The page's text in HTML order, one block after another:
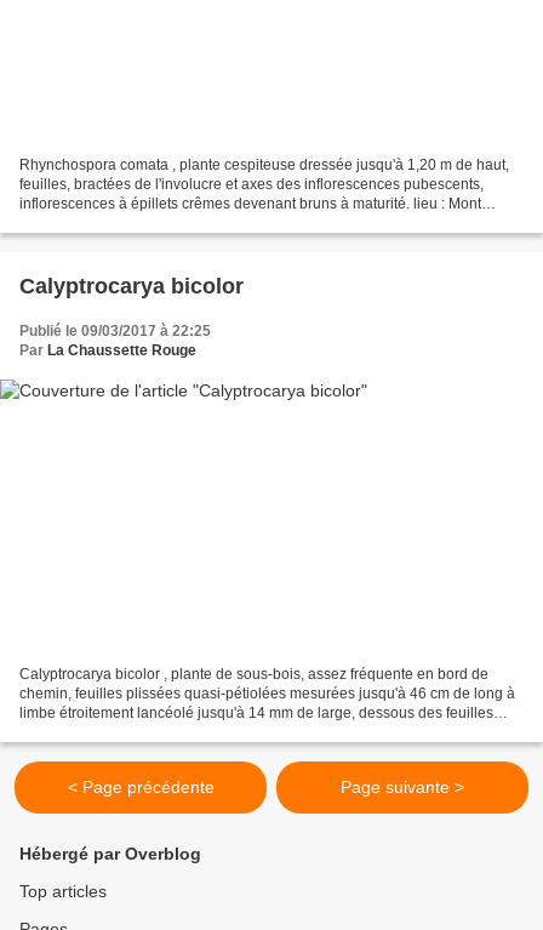
Rhynchospora comata , plante cespiteuse dressée jusqu'à 1,20 m de haut,
feuilles, bractées de l'involucre et axes des inflorescences pubescents,
inflorescences à épillets crêmes devenant bruns à maturité. lieu : Mont
Calyptrocarya bicolor
Publié le 09/03/2017 à 22:25
Par La Chaussette Rouge
Calyptrocarya bicolor , plante de sous-bois, assez fréquente en bord de
chemin, feuilles plissées quasi-pétiolées mesurées jusqu'à 46 cm de long à
limbe étroitement lancéolé jusqu'à 14 mm de large, dessous des feuilles
< Page précédente Page suivante >
Hébergé par Overblog
Top articles